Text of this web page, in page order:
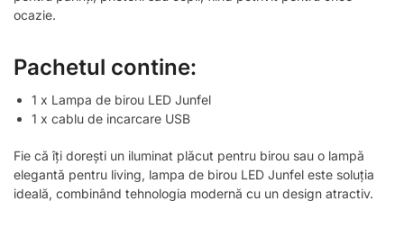
ocazie.
Pachetul contine:
1 x Lampa de birou LED Junfel
1 x cablu de incarcare USB
Fie că îți dorești un iluminat plăcut pentru birou sau o lampă
elegantă pentru living, lampa de birou LED Junfel este soluția
ideală, combinând tehnologia modernă cu un design atractiv.